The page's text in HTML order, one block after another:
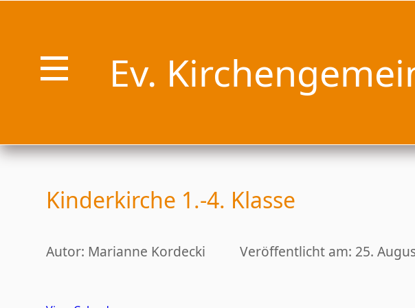
Ev.
Kinderkirche 1.-4. Klasse
Autor: Marianne Kordecki Veröffentlicht am: 25.